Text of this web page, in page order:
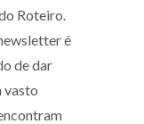
Roteiro.
é
de dar
vasto